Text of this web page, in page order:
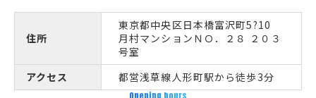
住所
東京都中央区日本橋富沢町5?10
月村マンションＮＯ．２８ ２０３
号室
アクセス
都営浅草線人形町駅から徒歩3分